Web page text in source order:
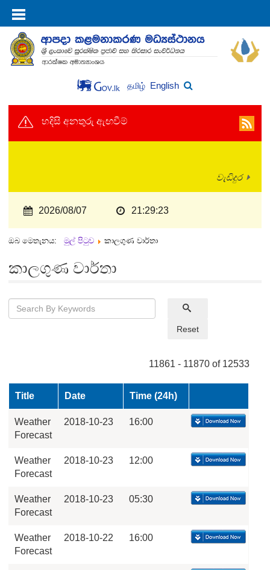
தமிழ் English
හදිසි අනතුරු ඇඟවීම්
වැඩිදුර
2026/08/07 21:29:23
ඔබ මෙතැනය: මුල් පිටුව කාලගුණ වාර්තා
කාලගුණ වාර්තා
Reset
11861 - 11870 of 12533
Title Date Time (24h)
Weather
Forecast
2018-10-23 16:00
Weather
Forecast
2018-10-23 12:00
Weather
Forecast
2018-10-23 05:30
Weather
Forecast
2018-10-22 16:00